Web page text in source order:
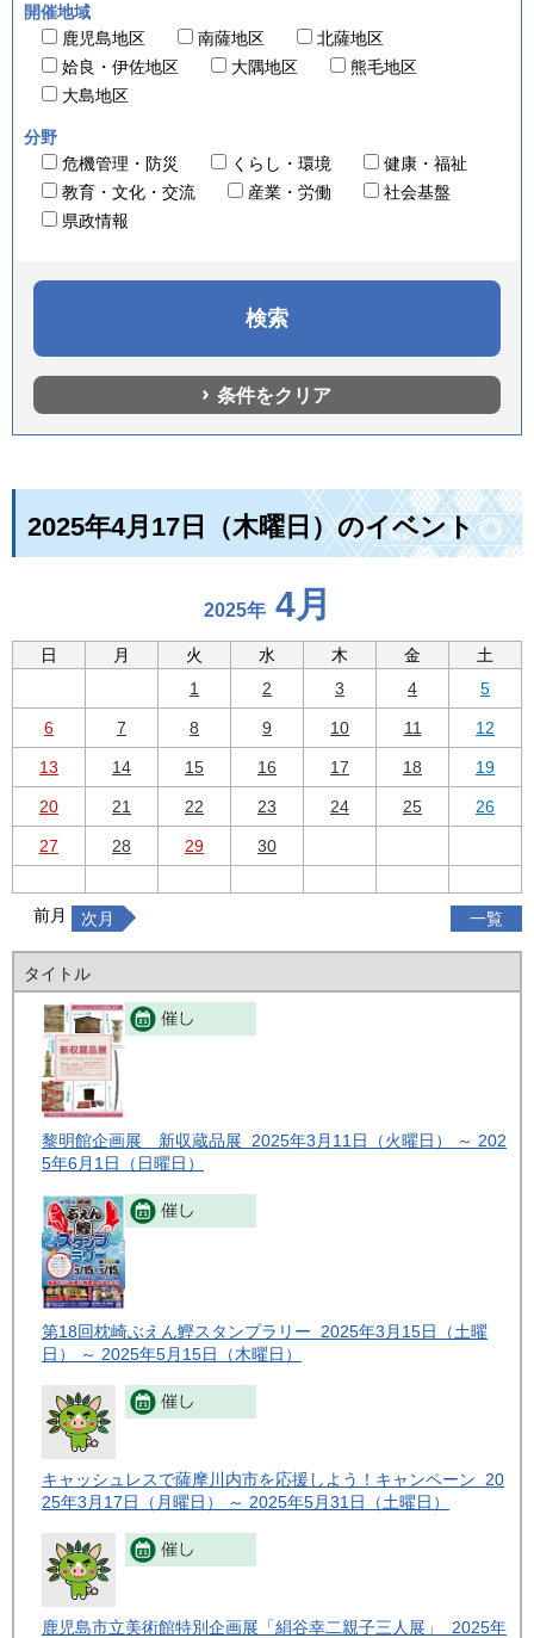
開催地域
鹿児島地区
南薩地区
北薩地区
姶良・伊佐地区
大隅地区
熊毛地区
大島地区
分野
危機管理・防災
くらし・環境
健康・福祉
教育・文化・交流
産業・労働
社会基盤
県政情報
条件をクリア
2025年4月17日（木曜日）のイベント
2025年 4月
日 月 火 水 木 金
土
1
2 3 4 5
6 7 8 9 10 11 12
13 14 15 16 17 18 19
20 21 22 23 24 25 26
27 28 29 30
前月 一覧
次月
タイトル
黎明館企画展 新収蔵品展 2025年3月11日（火曜日） ～ 202
5年6月1日（日曜日）
第18回枕崎ぶえん鰹スタンプラリー 2025年3月15日（土曜
日） ～ 2025年5月15日（木曜日）
キャッシュレスで薩摩川内市を応援しよう！キャンペーン 20
25年3月17日（月曜日） ～ 2025年5月31日（土曜日）
鹿児島市立美術館特別企画展「絹谷幸二親子三人展」 2025年